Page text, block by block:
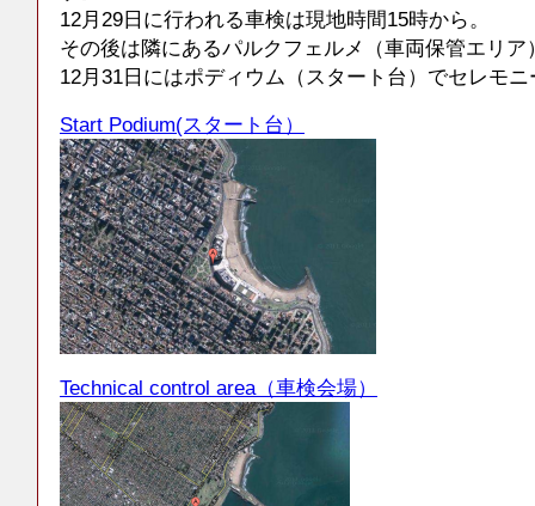
12月29日に行われる車検は現地時間15時から。
その後は隣にあるパルクフェルメ（車両保管エリ
12月31日にはポディウム（スタート台）でセレモ
Start Podium(スタート台）
Technical control area（車検会場）